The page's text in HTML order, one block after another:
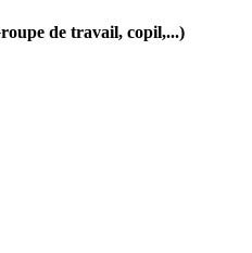
de travail, copil,...)